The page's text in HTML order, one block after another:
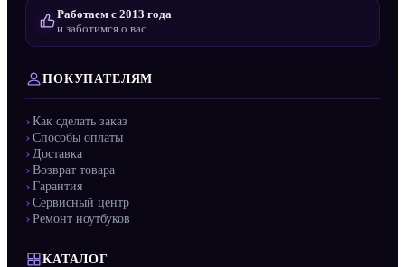
Работаем с 2013 года
и заботимся о вас
ПОКУПАТЕЛЯМ
Как сделать заказ
Способы оплаты
Доставка
Возврат товара
Гарантия
Сервисный центр
Ремонт ноутбуков
КАТАЛОГ